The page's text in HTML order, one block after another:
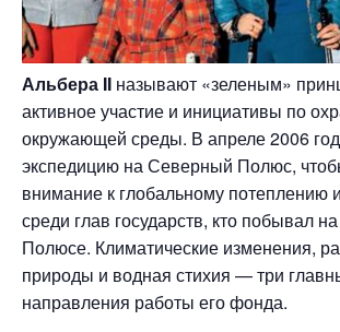
Альбера II называют «зеленым»
активное участие и инициативы по
окружающей среды. В апреле 2006
экспедицию на Северный Полюс,
внимание к глобальному потеплению
среди глав государств, кто побывал
Полюсе. Климатические изменения,
природы и водная стихия — три
направления работы его фонда.